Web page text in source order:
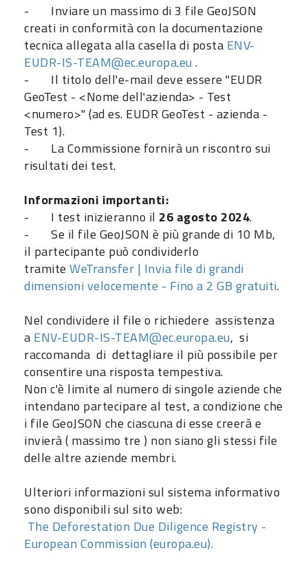
- Inviare un massimo di 3 file GeoJSON
creati in conformità con la documentazione
tecnica allegata alla casella di posta ENV-
EUDR-IS-TEAM@ec.europa.eu .
- Il titolo dell'e-mail deve essere "EUDR
GeoTest - <Nome dell'azienda> - Test
<numero>" (ad es. EUDR GeoTest - azienda -
Test 1).
- La Commissione fornirà un riscontro sui
risultati dei test.
Informazioni importanti:
- I test inizieranno il 26 agosto 2024.
- Se il file GeoJSON è più grande di 10 Mb,
il partecipante può condividerlo
tramiteWeTransfer | Invia file di grandi
dimensioni velocemente - Fino a 2 GB gratuiti.
Nel condividere il file o richiedere assistenza
a ENV-EUDR-IS-TEAM@ec.europa.eu, si
raccomanda di dettagliare il più possibile per
consentire una risposta tempestiva.
Non c'è limite al numero di singole aziende che
intendano partecipare al test, a condizione che
i file GeoJSON che ciascuna di esse creerà e
invierà ( massimo tre ) non siano gli stessi file
delle altre aziende membri.
Ulteriori informazioni sul sistema informativo
sono disponibili sul sito web:
The Deforestation Due Diligence Registry -
European Commission (europa.eu).